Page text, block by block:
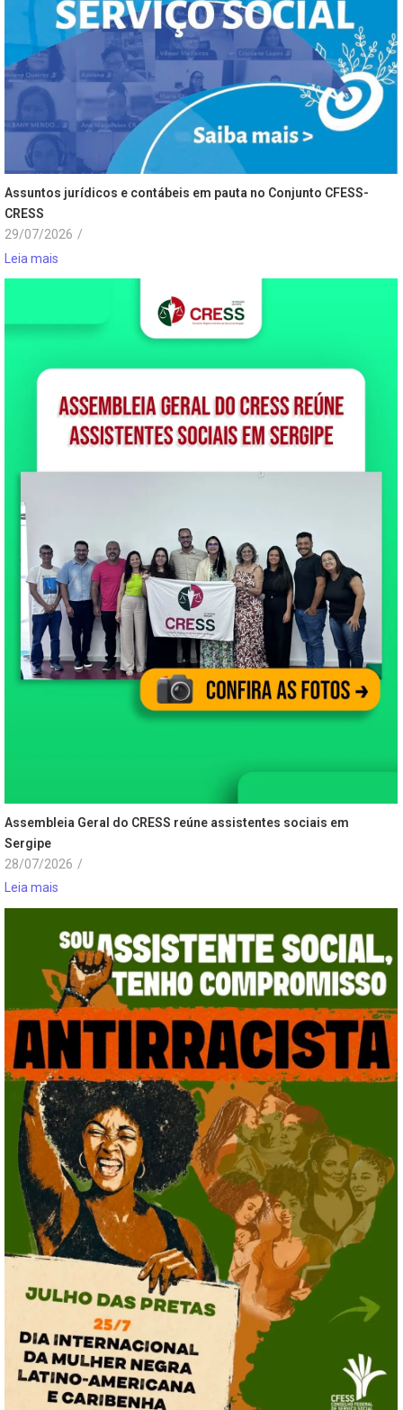
Assuntos jurídicos e contábeis em pauta no Conjunto CFESS-
CRESS
29/07/2026 /
Leia mais
Assembleia Geral do CRESS reúne assistentes sociais em
Sergipe
28/07/2026 /
Leia mais